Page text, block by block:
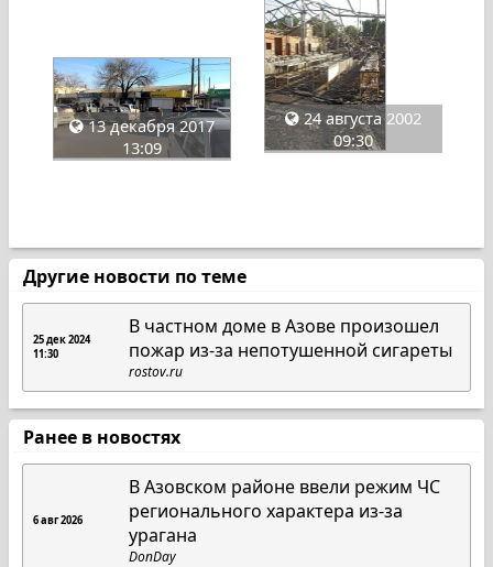
13 декабря 2017
13:09
24 августа 2002
09:30
Другие новости по теме
25 дек 2024
11:30
В частном доме в Азове произошел
пожар из-за непотушенной сигареты
rostov.ru
Ранее в новостях
6 авг 2026
В Азовском районе ввели режим ЧС
регионального характера из-за
урагана
DonDay